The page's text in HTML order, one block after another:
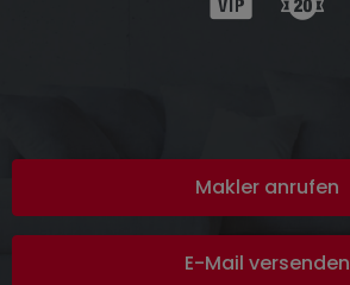
Makler anrufen
E-Mail versenden